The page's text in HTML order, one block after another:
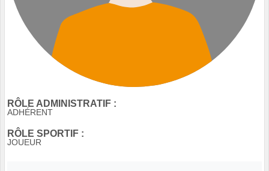
RÔLE ADMINISTRATIF :
ADHÉRENT
RÔLE SPORTIF :
JOUEUR